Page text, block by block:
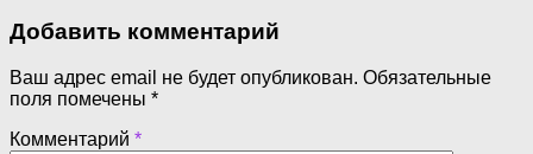
Добавить комментарий
Ваш адрес email не будет опубликован. Обязательные
поля помечены *
Комментарий *